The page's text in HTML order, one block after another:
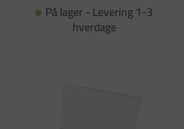
På lager - Levering 1-3
hverdage